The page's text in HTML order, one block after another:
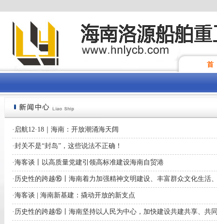
首
· 启航12·18｜海南：开放潮涌海天阔
·封关不是“封岛”，这些说法不正确！
·海客谈丨以高质量党建引领高标准建设海南自贸港
· 历史性的跨越⑯丨海南着力加强精神文明建设、丰富群众文化生活
·海客谈 | 海南新基建：撬动开放的新支点
· 历史性的跨越⑮丨海南坚持以人民为中心，加快建设共建共享、共